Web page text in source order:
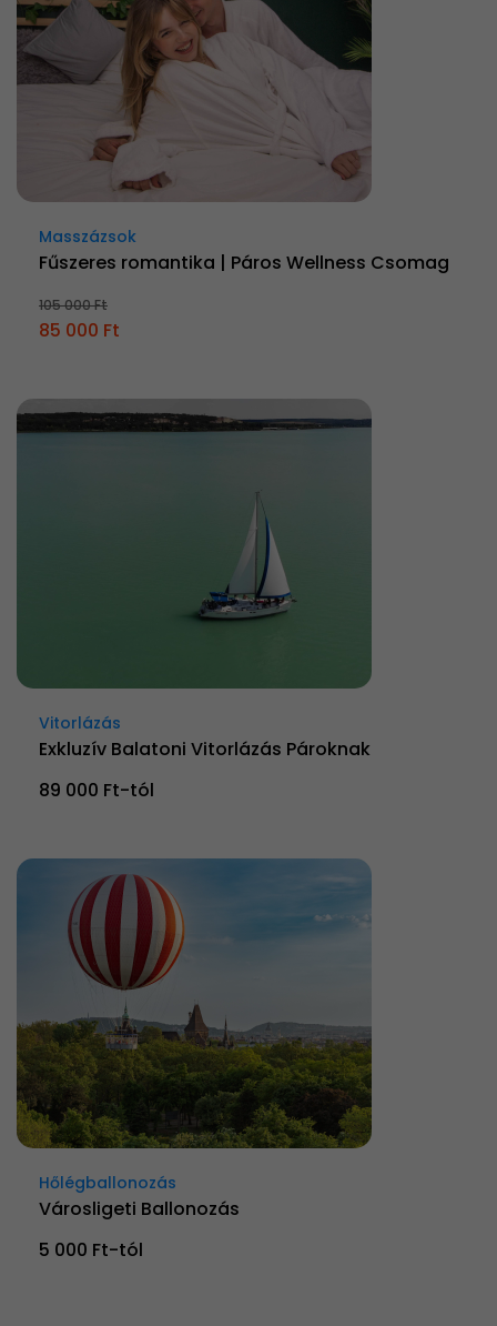
Masszázsok
Fűszeres romantika | Páros Wellness Csomag
105 000 Ft
85 000 Ft
Vitorlázás
Exkluzív Balatoni Vitorlázás Pároknak
89 000 Ft-tól
Hőlégballonozás
Városligeti Ballonozás
5 000 Ft-tól